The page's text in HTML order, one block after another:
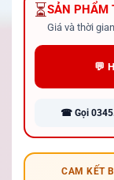
⏳SẢN PHẨM
Giá và thời
💬
☎ Gọi
CAM KẾT